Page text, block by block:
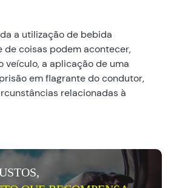
a utilização de bebida
de coisas podem acontecer,
veículo, a aplicação de uma
em flagrante do condutor,
relacionadas à